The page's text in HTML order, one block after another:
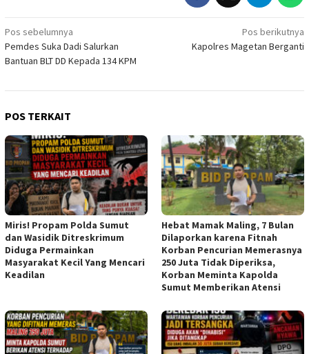
Navigasi
pos
Pos sebelumnya
Pemdes Suka Dadi Salurkan
Bantuan BLT DD Kepada 134 KPM
Pos berikutnya
Kapolres Magetan Berganti
POS TERKAIT
Miris! Propam Polda Sumut
dan Wasidik Ditreskrimum
Diduga Permainkan
Masyarakat Kecil Yang Mencari
Keadilan
Hebat Mamak Maling, 7 Bulan
Dilaporkan karena Fitnah
Korban Pencurian Memerasnya
250 Juta Tidak Diperiksa,
Korban Meminta Kapolda
Sumut Memberikan Atensi